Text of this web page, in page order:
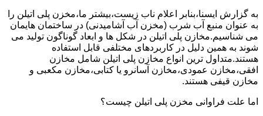
به گزارش ایسنا،بنابر اعلام ناب زیست،بیشتر ما،مخزن پلی اتیلن را
به عنوان منبع آب شرب (مخزن آب آشامیدنی) در ساختمان هایمان
می شناسیم.مخازن پلی اتیلن در شکل ها و ابعاد گوناگون تولید می
شوند به همین دلیل در کاربردهای مختلفی قابل استفاده
هستند.متداول ترین انواع مخازن پلی اتیلن شامل مخازن
افقی،مخازن عمودی،مخازن آسانرو یا کتابی،مخازن مکعبی و
مخازن قیفی هستند.
اما علت فراوانی مخزن پلی اتیلن چیست؟